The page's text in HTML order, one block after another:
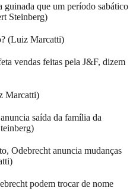
guinada que um período sabático
Steinberg)
(Luiz Marcatti)
vendas feitas pela J&F, dizem
Marcatti)
saída da família da
Odebrecht anuncia mudanças
podem trocar de nome